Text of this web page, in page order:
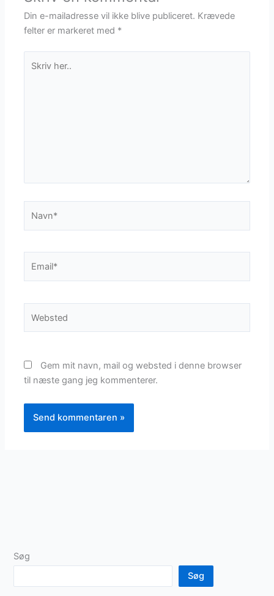
Din e-mailadresse vil ikke blive publiceret. Krævede
felter er markeret med *
her..
Gem mit navn, mail og websted i denne browser
til næste gang jeg kommenterer.
Søg
Søg